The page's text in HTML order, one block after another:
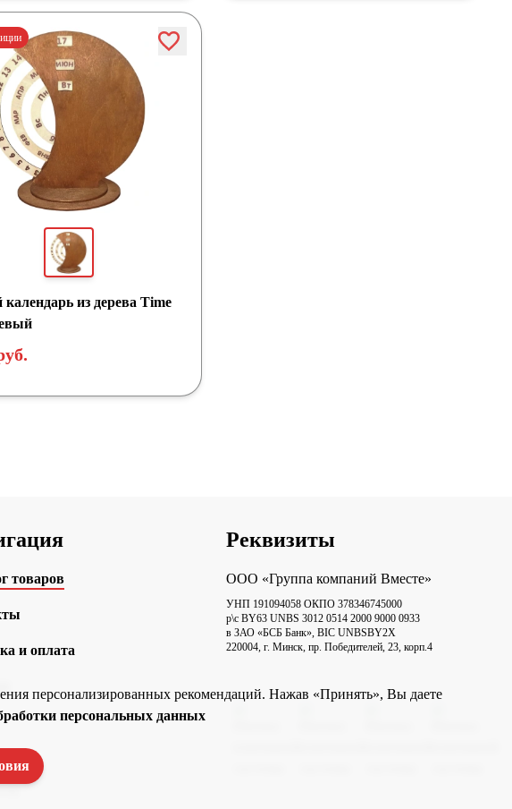
из дерева Time
товаров
и оплата
Реквизиты
ООО «Группа компаний Вместе»
УНП 191094058 ОКПО 378346745000
р\с BY63 UNBS 3012 0514 2000 9000 0933
в ЗАО «БСБ Банк», BIC UNBSBY2X
220004, г. Минск, пр. Победителей, 23, корп.4
персонализированных рекомендаций. Нажав «Принять», Вы даете
персональных данных